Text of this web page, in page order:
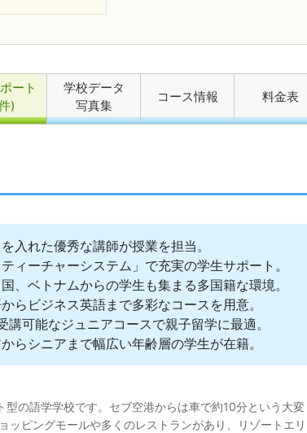
ート
)
学校データ
写真集
コース情報 料金表
を入れた優秀な講師が授業を担当。
ティーチャーシステム」で充実の学生サポート。
国、ベトナムからの学生も集まる多国籍な環境。
からビジネス英語まで多彩なコースを用意。
講可能なジュニアコースで親子留学に最適。
からシニアまで幅広い年齢層の学生が在籍。
の語学学校です。セブ空港からは車で約10分という大変
ッピングモールや多くのレストランがあり、リゾートエリ